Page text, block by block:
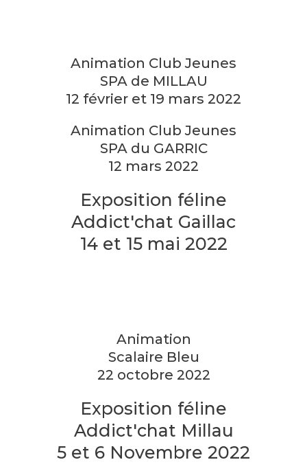
Animation Club Jeunes
SPA de MILLAU
12 février et 19 mars 2022
Animation Club Jeunes
SPA du GARRIC
12 mars 2022
Exposition féline
Addict'chat Gaillac
14 et 15 mai 2022
Animation
Scalaire Bleu
22 octobre 2022
Exposition féline
Addict'chat Millau
5 et 6 Novembre 2022